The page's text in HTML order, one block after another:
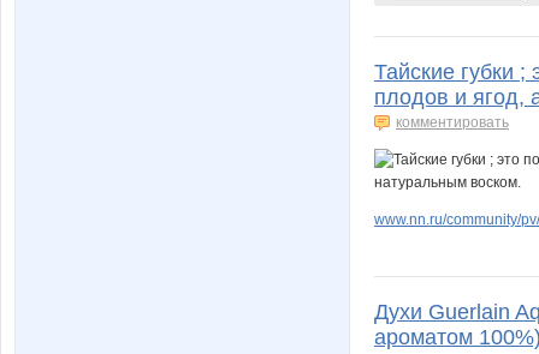
Тайские губки
плодов и ягод,
комментировать
www.nn.ru/community/
Духи Guerlain
ароматом